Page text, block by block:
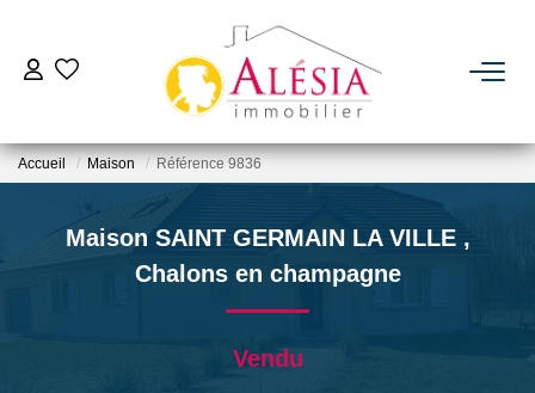
ACHETER
BIENS VENDUS / LOUÉS
Accueil Maison Référence 9836
Maison SAINT GERMAIN LA VILLE ,
Chalons en champagne
Vendu